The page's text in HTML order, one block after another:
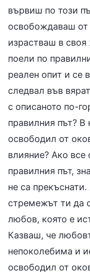
вървиш по този
освобождаваш от
израстваш в своя
поели по
реален опит и се
следвал във
с описаното по-
правилния път?
освободил от
влияние? Ако
правилния път,
не са
стремежът ти да
любов, която е
Казваш, че
непоколебима и
освободил от